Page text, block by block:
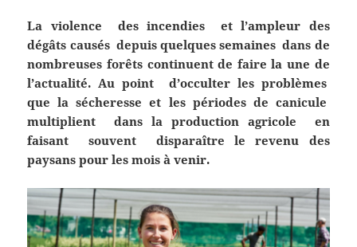
La violence des incendies et l’ampleur des
dégâts causés depuis quelques semaines dans de
nombreuses forêts continuent de faire la une de
l’actualité. Au point d’occulter les problèmes
que la sécheresse et les périodes de canicule
multiplient dans la production agricole en
faisant souvent disparaître le revenu des
paysans pour les mois à venir.